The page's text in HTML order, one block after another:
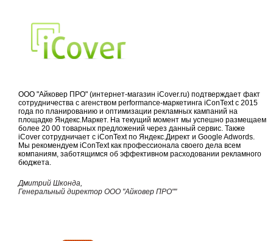
ООО "Айковер ПРО" (интернет-магазин iCover.ru) подтверждает факт
сотрудничества с агенством performance-маркетинга iConText с 2015
года по планированию и оптимизации рекламных кампаний на
площадке Яндекс.Маркет. На текущий момент мы успешно размещаем
более 20 00 товарных предложений через данный сервис. Также
iCover сотрудничает с iConText по Яндекс.Директ и Google Adwords.
Мы рекомендуем iConText как професcионала своего дела всем
компаниям, заботящимся об эффективном расходовании рекламного
бюджета.
Дмитрий Шконда,
Генеральный директор ООО "Айковер ПРО""